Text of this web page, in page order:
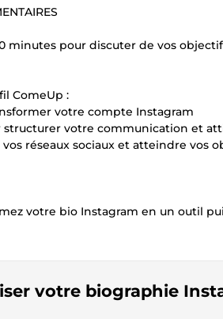
minutes pour discuter de vos
ComeUp :
votre compte Instagram
structurer votre communication et
réseaux sociaux et atteindre vos
votre bio Instagram en un outil
votre biographie